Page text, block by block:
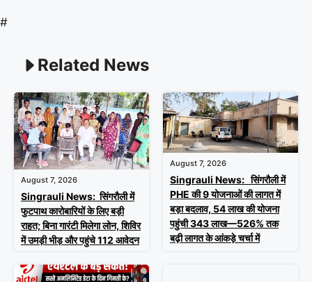
#
Related News
August 7, 2026
Singrauli News: सिंगरौली में
फुटपाथ कारोबारियों के लिए बड़ी
राहत; बिना गारंटी मिलेगा लोन, शिविर
में उमड़ी भीड़ और पहुंचे 112 आवेदन
August 7, 2026
Singrauli News: सिंगरौली में
PHE की 9 योजनाओं की लागत में
बड़ा बदलाव, 54 लाख की योजना
पहुंची 343 लाख—526% तक
बढ़ी लागत के आंकड़े चर्चा में